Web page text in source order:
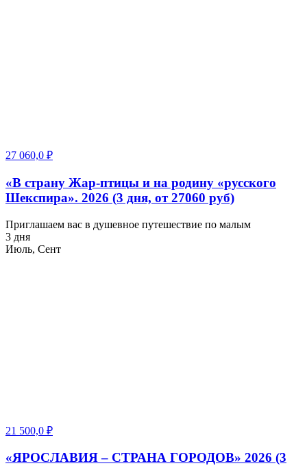
27 060,0 ₽
«В страну Жар-птицы и на родину «русского
Шекспира». 2026 (3 дня, от 27060 руб)
Приглашаем вас в душевное путешествие по малым
3 дня
Июль, Сент
21 500,0 ₽
«ЯРОСЛАВИЯ – СТРАНА ГОРОДОВ» 2026 (3